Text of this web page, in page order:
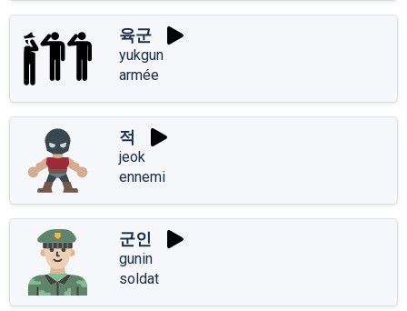
육군
yukgun
armée
적
jeok
ennemi
군인
gunin
soldat